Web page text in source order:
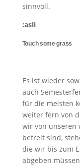
sinnvoll.
:asli
Touch some grass
Es ist wieder
auch
für die meisten
weiter fern von
wir von unseren
befreit sind,
die wir bis zum
abgeben